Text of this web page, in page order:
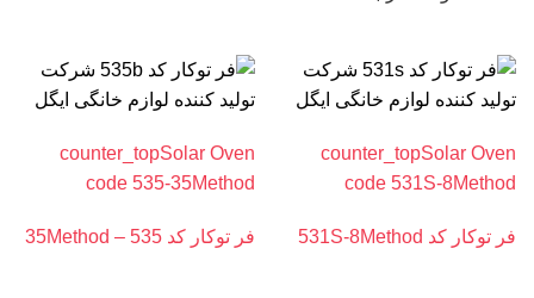
counter_topSolar Oven
code 531S-8Method
فر توکار کد 531S-8Method
counter_topSolar Oven
code 535-35Method
فر توکار کد 535 – 35Method